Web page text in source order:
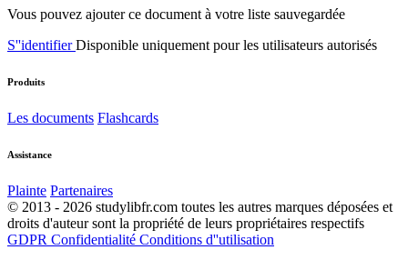
Vous pouvez ajouter ce document à votre liste sauvegardée
S''identifierDisponible uniquement pour les utilisateurs autorisés
Produits
Les documents Flashcards
Assistance
Plainte Partenaires
© 2013 - 2026 studylibfr.com toutes les autres marques déposées et
droits d'auteur sont la propriété de leurs propriétaires respectifs
GDPR Confidentialité Conditions d''utilisation